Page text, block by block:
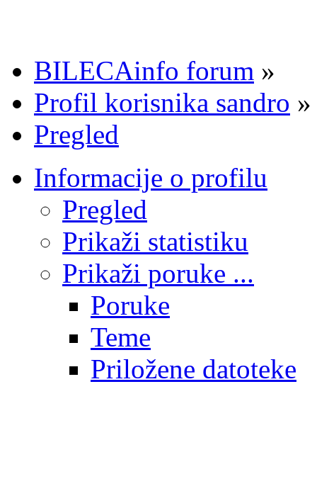
BILECAinfo forum »
Profil korisnika sandro »
Pregled
Informacije o profilu
Pregled
Prikaži statistiku
Prikaži poruke ...
Poruke
Teme
Priložene datoteke